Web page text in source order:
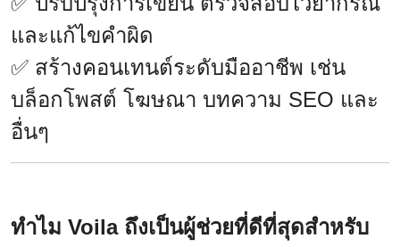
และแก้ไขคำผิด
✅ สร้างคอนเทนต์ระดับมืออาชีพ เช่น
บล็อกโพสต์ โฆษณา บทความ SEO และ
อื่นๆ
ทำไม Voila ถึงเป็นผู้ช่วยที่ดีที่สุดสำหรับ